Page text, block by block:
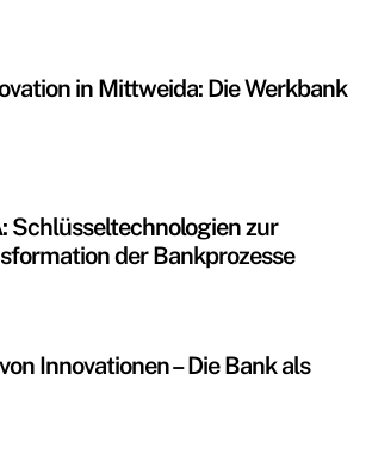
in Mittweida: Die Werkbank
Schlüsseltechnologien zur
der Bankprozesse
Innovationen – Die Bank als